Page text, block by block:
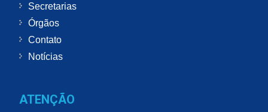
Secretarias
Órgãos
Contato
Notícias
ATENÇÃO